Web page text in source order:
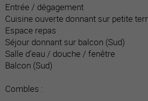
Entrée / dégagement
Cuisine ouverte donnant sur petite
Espace repas
Séjour donnant sur balcon (Sud)
Salle d’eau / douche / fenêtre
Balcon (Sud)
Combles :